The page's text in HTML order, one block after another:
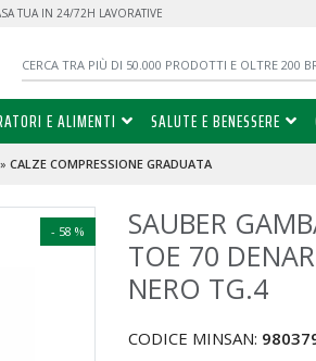
TUA IN 24/72H LAVORATIVE
E ALIMENTI SALUTE E BENESSERE
» CALZE COMPRESSIONE GRADUATA
- 58 %
SAUBER
TOE 70
NERO TG.4
CODICE MINSAN: